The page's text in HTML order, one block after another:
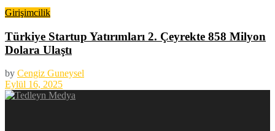
Girişimcilik
Türkiye Startup Yatırımları 2. Çeyrekte 858 Milyon
Dolara Ulaştı
by Cengiz Guneysel
Eylül 16, 2025